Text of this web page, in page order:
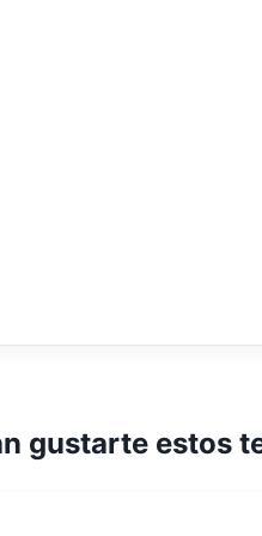
gustarte estos